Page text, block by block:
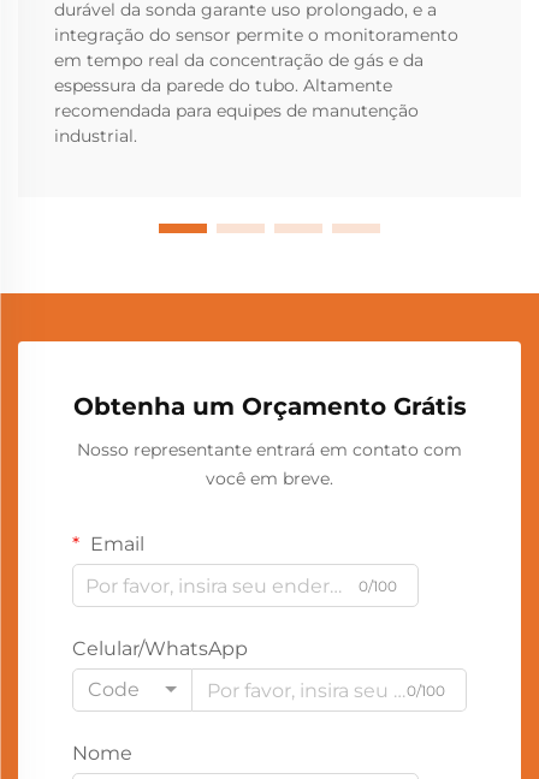
durável da sonda garante uso prolongado, e a
integração do sensor permite o monitoramento
em tempo real da concentração de gás e da
espessura da parede do tubo. Altamente
recomendada para equipes de manutenção
industrial.
Obtenha um Orçamento Grátis
Nosso representante entrará em contato com
você em breve.
Email
0/100
Celular/WhatsApp
Code
0/100
Nome